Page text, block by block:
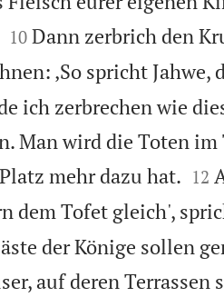

10 Dann zerbrich den
‚So spricht
ich zerbrechen wie
Man wird die Toten im
mehr dazu hat.
12
dem Tofet gleich',
der Könige sollen
auf deren Terrassen